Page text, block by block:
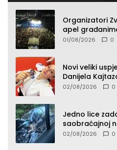
Organizatori
apel
početak
01/08/2026 0
Novi veliki
Danijela
Balkana u
02/08/2026 0
Jedno lice
saobraćajnoj
(FOTO)
02/08/2026 0